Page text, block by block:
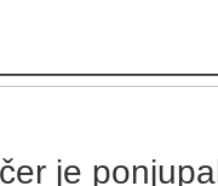
je